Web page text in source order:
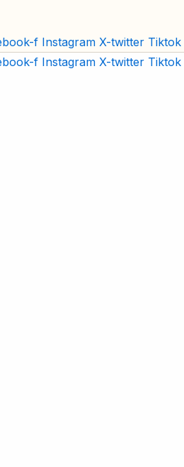
f Instagram X-twitter Tiktok
f Instagram X-twitter Tiktok